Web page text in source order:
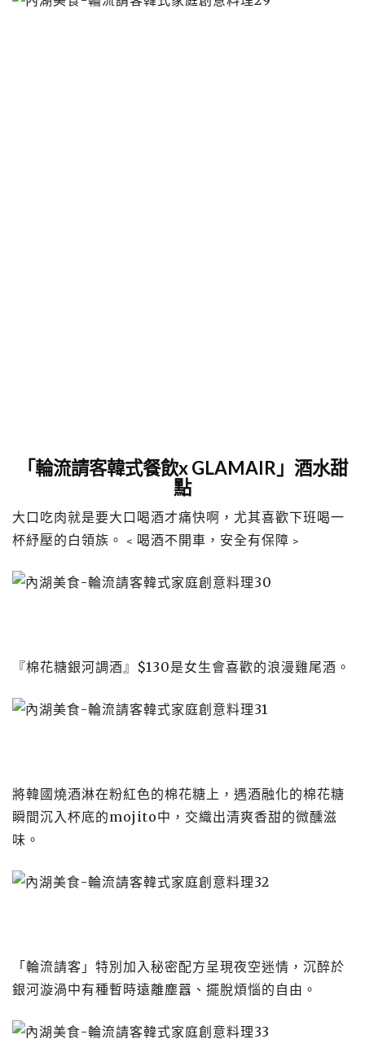
「輪流請客韓式餐飲x GLAMAIR」酒水甜
點
大口吃肉就是要大口喝酒才痛快啊，尤其喜歡下班喝一
杯紓壓的白領族。﹤喝酒不開車，安全有保障﹥
『棉花糖銀河調酒』$130是女生會喜歡的浪漫雞尾酒。
將韓國燒酒淋在粉紅色的棉花糖上，遇酒融化的棉花糖
瞬間沉入杯底的mojito中，交織出清爽香甜的微醺滋
味。
「輪流請客」特別加入秘密配方呈現夜空迷情，沉醉於
銀河漩渦中有種暫時遠離塵囂、擺脫煩惱的自由。